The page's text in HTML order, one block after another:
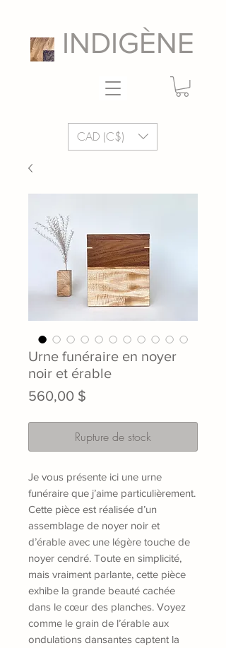
INDIGÈNE
CAD (C$)
Urne funéraire en noyer
noir et érable
560,00 $
Rupture de stock
Je vous présente ici une urne
funéraire que j’aime particulièrement.
Cette pièce est réalisée d’un
assemblage de noyer noir et
d’érable avec une légère touche de
noyer cendré. Toute en simplicité,
mais vraiment parlante, cette pièce
exhibe la grande beauté cachée
dans le cœur des planches. Voyez
comme le grain de l’érable aux
ondulations dansantes captent la